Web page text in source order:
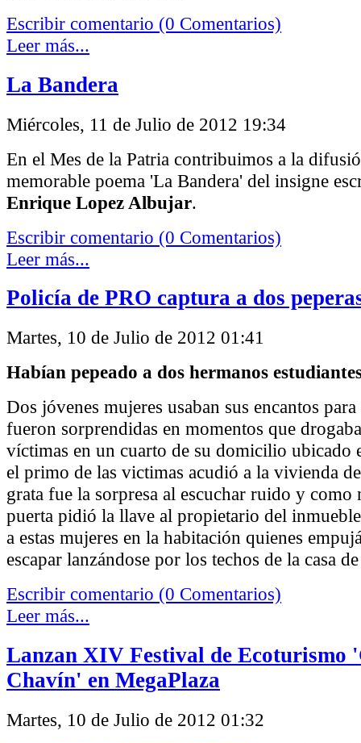
Escribir comentario (0 Comentarios)
Leer más...
La Bandera
Miércoles, 11 de Julio de 2012 19:34
En el Mes de la Patria contribuimos a la
memorable poema 'La Bandera' del insigne
Enrique Lopez Albujar.
Escribir comentario (0 Comentarios)
Leer más...
Policía de PRO captura a dos
Martes, 10 de Julio de 2012 01:41
Habían pepeado a dos hermanos
Dos jóvenes mujeres usaban sus encantos para
fueron sorprendidas en momentos que
víctimas en un cuarto de su domicilio ubicado
el primo de las victimas acudió a la vivienda
grata fue la sorpresa al escuchar ruido y como
puerta pidió la llave al propietario del
a estas mujeres en la habitación quienes
escapar lanzándose por los techos de la casa
Escribir comentario (0 Comentarios)
Leer más...
Lanzan XIV Festival de Ecoturismo
Chavín' en MegaPlaza
Martes, 10 de Julio de 2012 01:32